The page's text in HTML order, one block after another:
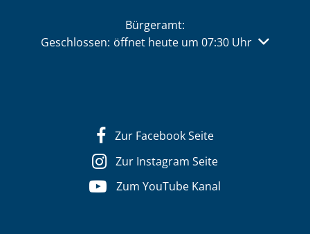
Bürgeramt:
Klicken, um weitere Öffnungs- oder Schließzeiten
Geschlossen: öffnet heute um 07:30 Uhr
Zur Facebook Seite
Zur Instagram Seite
Zum YouTube Kanal